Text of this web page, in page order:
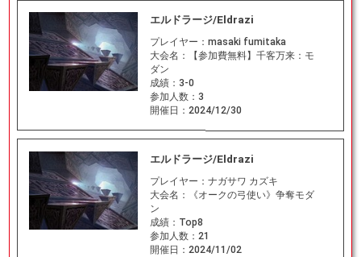
エルドラージ/Eldrazi
プレイヤー： masaki fumitaka
大会名：
【参加費無料】千客万来：モ
ダン
成績： 3-0
参加人数： 3
開催日： 2024/12/30
エルドラージ/Eldrazi
プレイヤー： ナガサワ カズキ
大会名：
《オークの弓使い》争奪モダ
ン
成績： Top8
参加人数： 21
開催日： 2024/11/02